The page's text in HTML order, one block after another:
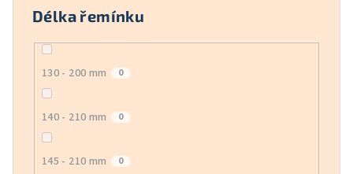
Délka řemínku
130 - 200 mm 0
140 - 210 mm 0
145 - 210 mm 0